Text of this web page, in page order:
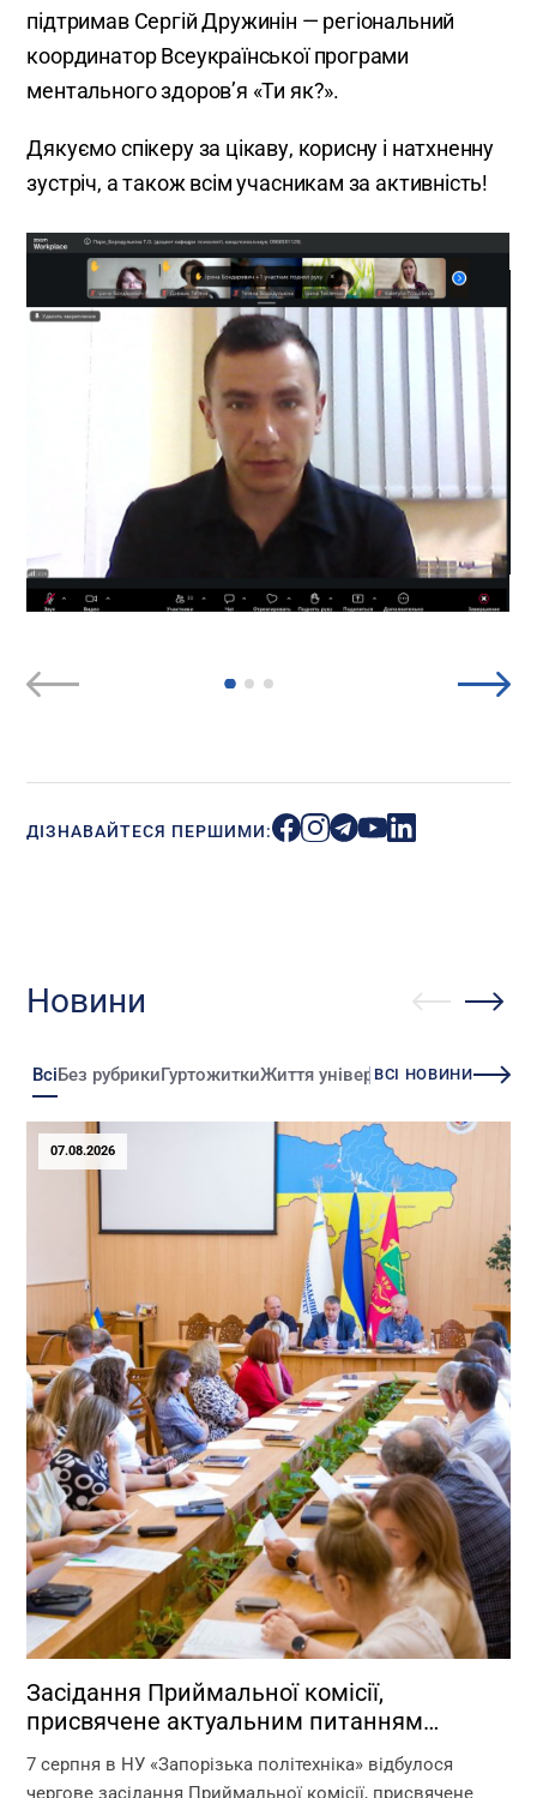
підтримав Сергій Дружинін — регіональний
координатор Всеукраїнської програми
ментального здоров’я «Ти як?».
Дякуємо спікеру за цікаву, корисну і натхненну
зустріч, а також всім учасникам за активність!
ДІЗНАВАЙТЕСЯ ПЕРШИМИ:
Новини
Всі Без рубрики ГуртожиткиЖиття університетуЗміни
ВСІ НОВИНИ
07.08.2026
Засідання Приймальної комісії,
присвячене актуальним питанням
перебігу вступної кампанії 2026 року
7 серпня в НУ «Запорізька політехніка» відбулося
чергове засідання Приймальної комісії, присвячене